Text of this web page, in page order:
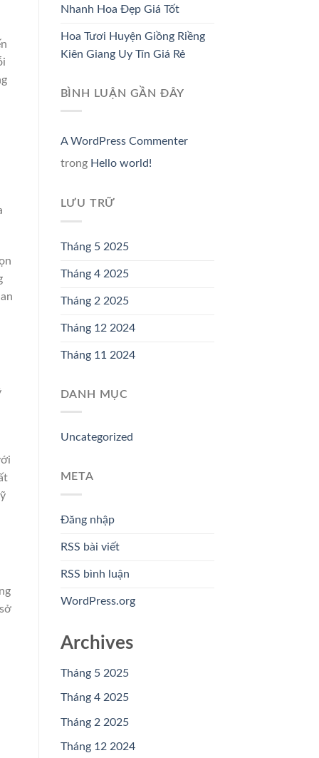
Nhanh Hoa Đẹp Giá Tốt
Hoa Tươi Huyện Giồng Riềng
Kiên Giang Uy Tín Giá Rẻ
BÌNH LUẬN GẦN ĐÂY
A WordPress Commenter
trong Hello world!
LƯU TRỮ
Tháng 5 2025
Tháng 4 2025
Tháng 2 2025
Tháng 12 2024
Tháng 11 2024
DANH MỤC
Uncategorized
META
Đăng nhập
RSS bài viết
RSS bình luận
WordPress.org
Archives
Tháng 5 2025
Tháng 4 2025
Tháng 2 2025
Tháng 12 2024